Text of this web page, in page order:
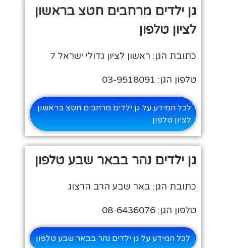
גן ילדים מרחבים חטצ בראשון
לציון טלפון
כתובת הגן: ראשון לציון גדולי ישראל 7
טלפון הגן: 03-9518091
לכל המידע על גן ילדים מרחבים חטצ בראשון
לציון טלפון
גן ילדים נהר בבאר שבע טלפון
כתובת הגן: באר שבע הרב הרצוג
טלפון הגן: 08-6436076
לכל המידע על גן ילדים נהר בבאר שבע טלפון